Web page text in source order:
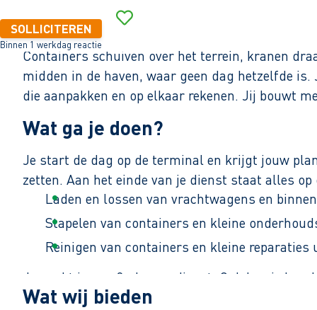
SOLLICITEREN
Binnen 1 werkdag reactie
Containers schuiven over het terrein, kranen
midden in de haven, waar geen dag hetzelfde
die aanpakken en op elkaar rekenen. Jij bouwt
Wat ga je doen?
Je start de dag op de terminal en krijgt jouw
zetten. Aan het einde van je dienst staat alles
Laden en lossen van vrachtwagens en
Stapelen van containers en kleine
Reinigen van containers en kleine reparaties
Je werkt in een 2-ploegendienst. Ook ben je
Wat wij bieden